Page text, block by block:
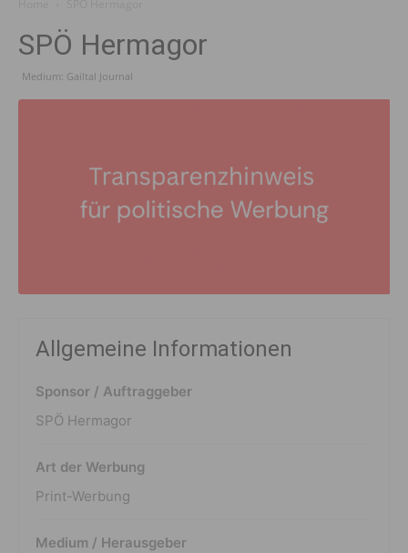
SPÖ Hermagor
Medium: Gailtal Journal
Allgemeine Informationen
Sponsor / Auftraggeber
SPÖ Hermagor
Art der Werbung
Print-Werbung
Medium / Herausgeber